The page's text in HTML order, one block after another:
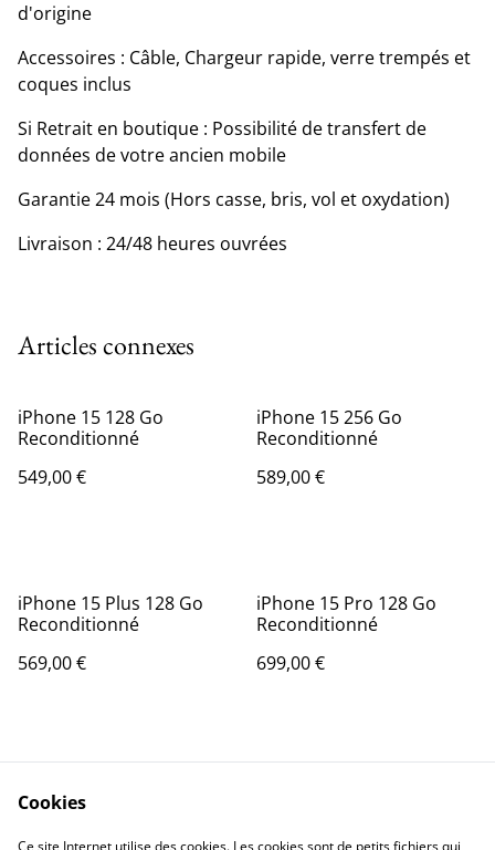
d'origine
Accessoires : Câble, Chargeur rapide, verre trempés et
coques inclus
Si Retrait en boutique : Possibilité de transfert de
données de votre ancien mobile
Garantie 24 mois (Hors casse, bris, vol et oxydation)
Livraison : 24/48 heures ouvrées
Articles connexes
iPhone 15 128 Go
Reconditionné
549,00 €
iPhone 15 256 Go
Reconditionné
589,00 €
iPhone 15 Plus 128 Go
Reconditionné
569,00 €
iPhone 15 Pro 128 Go
Reconditionné
699,00 €
Cookies
Ce site Internet utilise des cookies. Les cookies sont de petits fichiers qui